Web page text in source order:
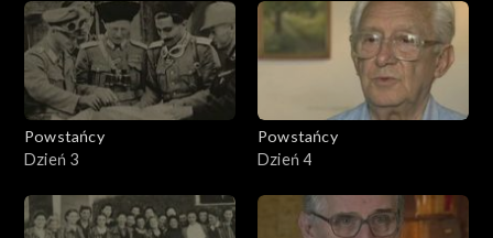
Powstańcy
Dzień 3
Powstańcy
Dzień 4